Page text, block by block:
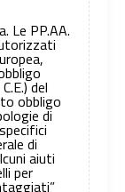
Le PP.AA.
del
obbligo
di
di
aiuti
per